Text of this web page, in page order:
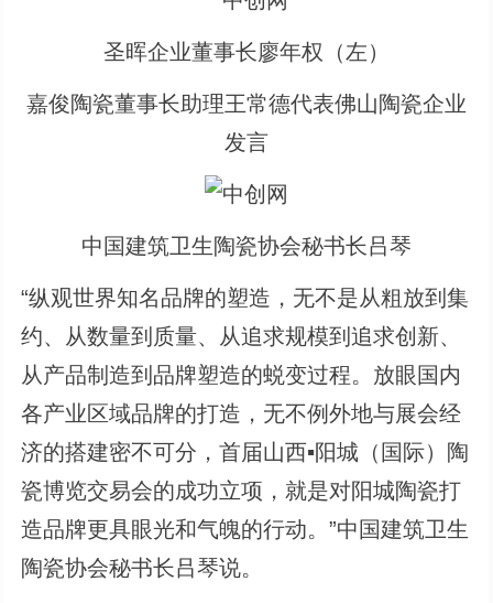
圣晖企业董事长廖年权（左）
嘉俊陶瓷董事长助理王常德代表佛山陶瓷企业
发言
中国建筑卫生陶瓷协会秘书长吕琴
“纵观世界知名品牌的塑造，无不是从粗放到集
约、从数量到质量、从追求规模到追求创新、
从产品制造到品牌塑造的蜕变过程。放眼国内
各产业区域品牌的打造，无不例外地与展会经
济的搭建密不可分，首届山西▪阳城（国际）陶
瓷博览交易会的成功立项，就是对阳城陶瓷打
造品牌更具眼光和气魄的行动。”中国建筑卫生
陶瓷协会秘书长吕琴说。